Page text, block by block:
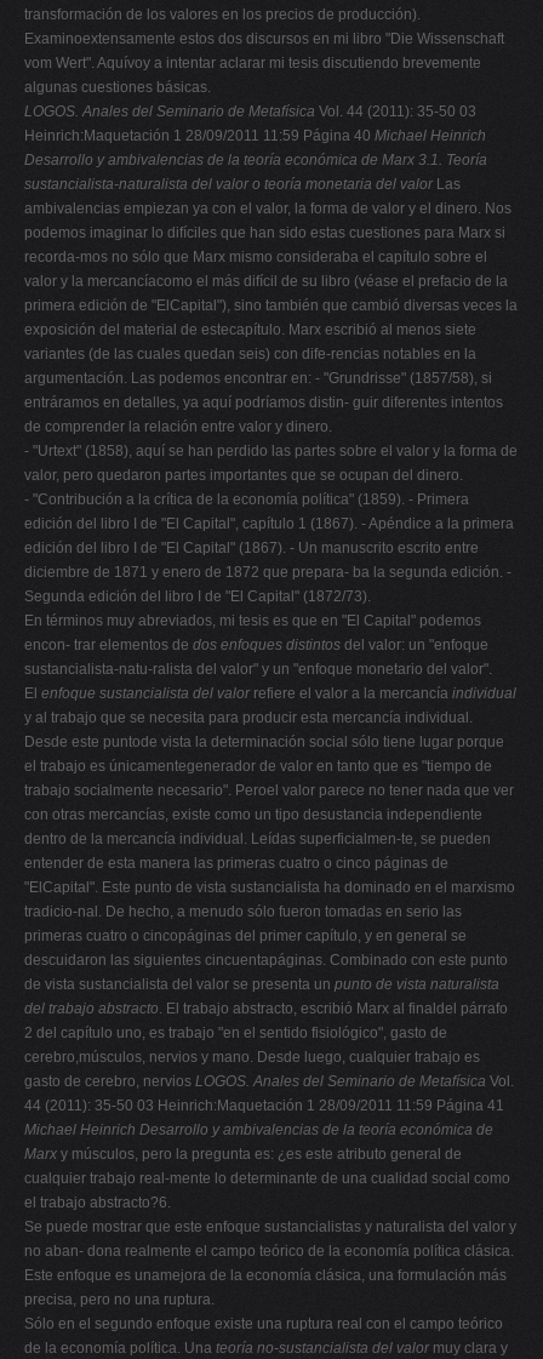
transformación de los valores en los precios de producción).
Examinoextensamente estos dos discursos en mi libro "Die Wissenschaft
vom Wert". Aquívoy a intentar aclarar mi tesis discutiendo brevemente
algunas cuestiones básicas.
LOGOS. Anales del Seminario de Metafísica Vol. 44 (2011): 35-50 03
Heinrich:Maquetación 1 28/09/2011 11:59 Página 40 Michael Heinrich
Desarrollo y ambivalencias de la teoría económica de Marx 3.1. Teoría
sustancialista-naturalista del valor o teoría monetaria del valorLas
ambivalencias empiezan ya con el valor, la forma de valor y el dinero. Nos
podemos imaginar lo difíciles que han sido estas cuestiones para Marx si
recorda-mos no sólo que Marx mismo consideraba el capítulo sobre el
valor y la mercancíacomo el más difícil de su libro (véase el prefacio de la
primera edición de "ElCapital"), sino también que cambió diversas veces la
exposición del material de estecapítulo. Marx escribió al menos siete
variantes (de las cuales quedan seis) con dife-rencias notables en la
argumentación. Las podemos encontrar en: - "Grundrisse" (1857/58), si
entráramos en detalles, ya aquí podríamos distin- guir diferentes intentos
de comprender la relación entre valor y dinero.
- "Urtext" (1858), aquí se han perdido las partes sobre el valor y la forma de
valor, pero quedaron partes importantes que se ocupan del dinero.
- "Contribución a la crítica de la economía política" (1859). - Primera
edición del libro I de "El Capital", capítulo 1 (1867). - Apéndice a la primera
edición del libro I de "El Capital" (1867). - Un manuscrito escrito entre
diciembre de 1871 y enero de 1872 que prepara- ba la segunda edición. -
Segunda edición del libro I de "El Capital" (1872/73).
En términos muy abreviados, mi tesis es que en "El Capital" podemos
encon- trar elementos de dos enfoques distintos del valor: un "enfoque
sustancialista-natu-ralista del valor" y un "enfoque monetario del valor".
El enfoque sustancialista del valor refiere el valor a la mercancía individual
y al trabajo que se necesita para producir esta mercancía individual.
Desde este puntode vista la determinación social sólo tiene lugar porque
el trabajo es únicamentegenerador de valor en tanto que es "tiempo de
trabajo socialmente necesario". Peroel valor parece no tener nada que ver
con otras mercancías, existe como un tipo desustancia independiente
dentro de la mercancía individual. Leídas superficialmen-te, se pueden
entender de esta manera las primeras cuatro o cinco páginas de
"ElCapital". Este punto de vista sustancialista ha dominado en el marxismo
tradicio-nal. De hecho, a menudo sólo fueron tomadas en serio las
primeras cuatro o cincopáginas del primer capítulo, y en general se
descuidaron las siguientes cincuentapáginas. Combinado con este punto
de vista sustancialista del valor se presenta un punto de vista naturalista
del trabajo abstracto. El trabajo abstracto, escribió Marx al finaldel párrafo
2 del capítulo uno, es trabajo "en el sentido fisiológico", gasto de
cerebro,músculos, nervios y mano. Desde luego, cualquier trabajo es
gasto de cerebro, nervios LOGOS. Anales del Seminario de Metafísica Vol.
44 (2011): 35-50 03 Heinrich:Maquetación 1 28/09/2011 11:59 Página 41
Michael Heinrich Desarrollo y ambivalencias de la teoría económica de
Marx y músculos, pero la pregunta es: ¿es este atributo general de
cualquier trabajo real-mente lo determinante de una cualidad social como
el trabajo abstracto?6.
Se puede mostrar que este enfoque sustancialistas y naturalista del valor y
no aban- dona realmente el campo teórico de la economía política clásica.
Este enfoque es unamejora de la economía clásica, una formulación más
precisa, pero no una ruptura.
Sólo en el segundo enfoque existe una ruptura real con el campo teórico
de la economía política. Una teoría no-sustancialista del valor muy clara y